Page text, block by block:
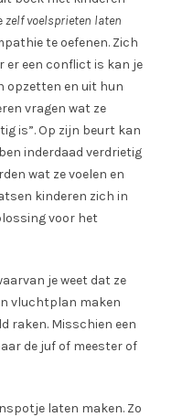
zelf voelsprieten laten
te oefenen. Zich
er een conflict is kan je
opzetten en uit hun
vragen wat ze
is”. Op zijn beurt kan
inderdaad verdrietig
wat ze voelen en
kinderen zich in
voor het
je weet dat ze
vluchtplan maken
raken. Misschien een
de juf of meester of
laten maken. Zo